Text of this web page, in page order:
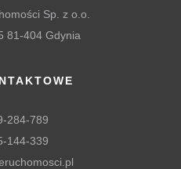
Sp. z o.o.
81-404 Gdynia
284-789
144-339